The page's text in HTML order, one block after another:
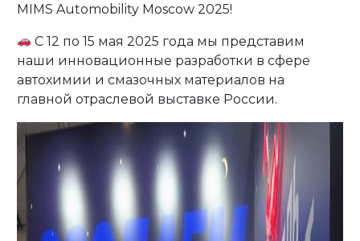
MIMS Automobility Moscow 2025!
С 12 по 15 мая 2025 года мы представим
наши инновационные разработки в сфере
автохимии и смазочных материалов на
главной отраслевой выставке России.